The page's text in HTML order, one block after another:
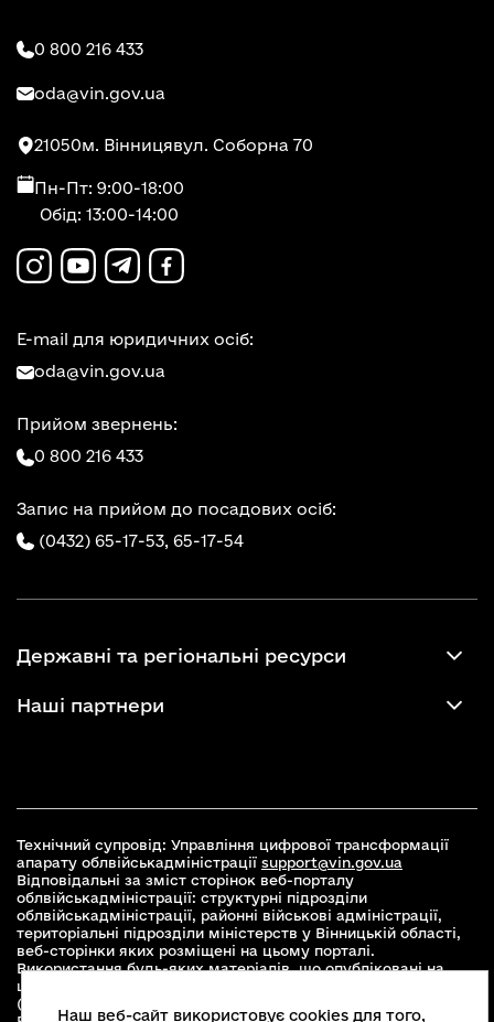
0 800 216 433
oda@vin.gov.ua
21050м. Вінницявул. Соборна 70
Пн-Пт: 9:00-18:00
Обід: 13:00-14:00
E-mail для юридичних осіб:
oda@vin.gov.ua
Прийом звернень:
0 800 216 433
Запис на прийом до посадових осіб:
(0432) 65-17-53, 65-17-54
Державні та регіональні ресурси
Наші партнери
Технічний супровід: Управління цифрової трансформації
апарату облвійськадміністрації support@vin.gov.ua
Відповідальні за зміст сторінок веб-порталу
облвійськадміністрації: структурні підрозділи
облвійськадміністрації, районні військові адміністрації,
територіальні підрозділи міністерств у Вінницькій області,
веб-сторінки яких розміщені на цьому порталі.
Використання будь-яких матеріалів, що опубліковані на
цьому сайті, дозволяється при умові зазначення посилання
(для інтернет-видань - гіперпосилання) на офіційний сайт
Наш веб-сайт використовує cookies для того,